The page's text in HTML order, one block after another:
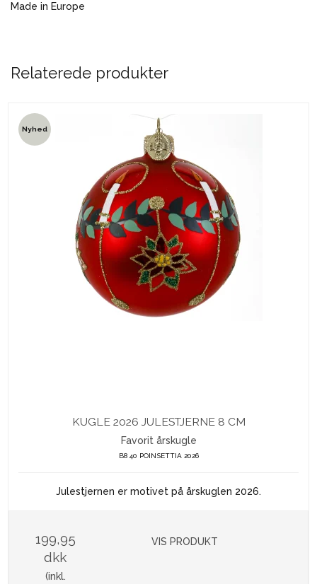
Made in Europe
Relaterede produkter
Nyhed
KUGLE 2026 JULESTJERNE 8 CM
Favorit årskugle
B8 40 POINSETTIA 2026
Julestjernen er motivet på årskuglen 2026.
199,95
dkk
(inkl.
VIS PRODUKT